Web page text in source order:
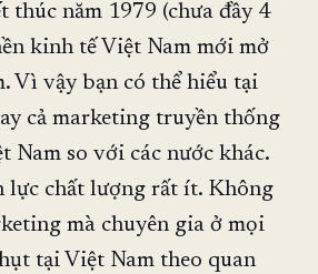
thúc năm 1979 (chưa đầy 4
kinh tế Việt Nam mới mở
Vì vậy bạn có thể hiểu tại
cả marketing truyền thống
Nam so với các nước khác.
lực chất lượng rất ít. Không
mà chuyên gia ở mọi
tại Việt Nam theo quan